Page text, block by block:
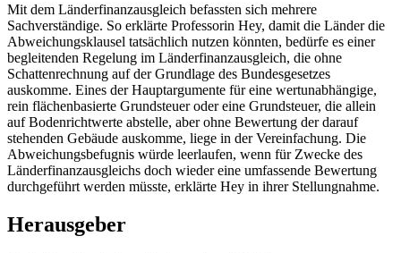
Mit dem Länderfinanzausgleich befassten sich mehrere
Sachverständige. So erklärte Professorin Hey, damit die Länder die
Abweichungsklausel tatsächlich nutzen könnten, bedürfe es einer
begleitenden Regelung im Länderfinanzausgleich, die ohne
Schattenrechnung auf der Grundlage des Bundesgesetzes
auskomme. Eines der Hauptargumente für eine wertunabhängige,
rein flächenbasierte Grundsteuer oder eine Grundsteuer, die allein
auf Bodenrichtwerte abstelle, aber ohne Bewertung der darauf
stehenden Gebäude auskomme, liege in der Vereinfachung. Die
Abweichungsbefugnis würde leerlaufen, wenn für Zwecke des
Länderfinanzausgleichs doch wieder eine umfassende Bewertung
durchgeführt werden müsste, erklärte Hey in ihrer Stellungnahme.
Herausgeber